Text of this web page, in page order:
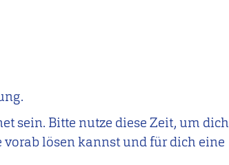
sein. Bitte nutze diese Zeit, um dich
lösen kannst und für dich eine